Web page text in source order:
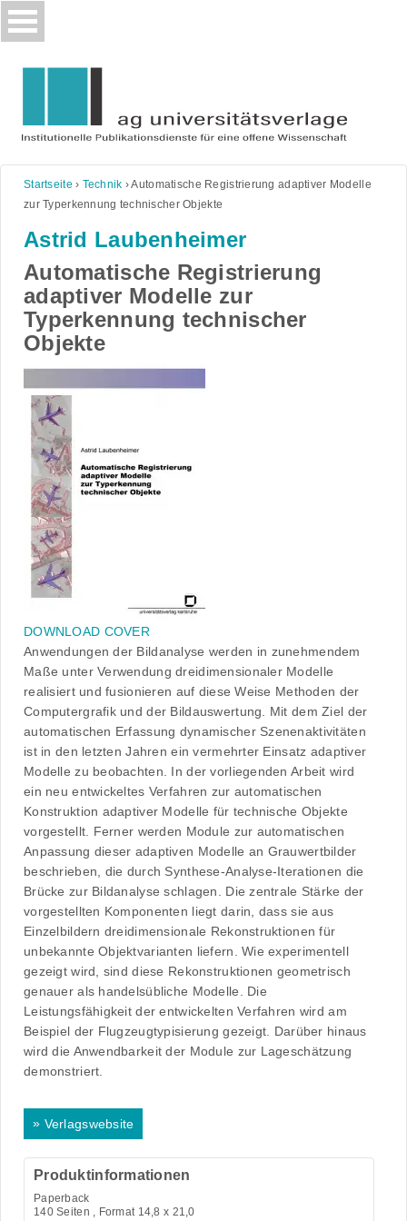
Skip
to
Startseite › Technik ›Automatische Registrierung adaptiver Modelle
zur Typerkennung technischer Objekte
Astrid Laubenheimer
Automatische Registrierung
adaptiver Modelle zur
Typerkennung technischer
Objekte
DOWNLOAD COVER
Anwendungen der Bildanalyse werden in zunehmendem
Maße unter Verwendung dreidimensionaler Modelle
realisiert und fusionieren auf diese Weise Methoden der
Computergrafik und der Bildauswertung. Mit dem Ziel der
automatischen Erfassung dynamischer Szenenaktivitäten
ist in den letzten Jahren ein vermehrter Einsatz adaptiver
Modelle zu beobachten. In der vorliegenden Arbeit wird
ein neu entwickeltes Verfahren zur automatischen
Konstruktion adaptiver Modelle für technische Objekte
vorgestellt. Ferner werden Module zur automatischen
Anpassung dieser adaptiven Modelle an Grauwertbilder
beschrieben, die durch Synthese-Analyse-Iterationen die
Brücke zur Bildanalyse schlagen. Die zentrale Stärke der
vorgestellten Komponenten liegt darin, dass sie aus
Einzelbildern dreidimensionale Rekonstruktionen für
unbekannte Objektvarianten liefern. Wie experimentell
gezeigt wird, sind diese Rekonstruktionen geometrisch
genauer als handelsübliche Modelle. Die
Leistungsfähigkeit der entwickelten Verfahren wird am
Beispiel der Flugzeugtypisierung gezeigt. Darüber hinaus
wird die Anwendbarkeit der Module zur Lageschätzung
demonstriert.
» Verlagswebsite
Produktinformationen
Paperback
140Seiten , Format 14,8 x 21,0